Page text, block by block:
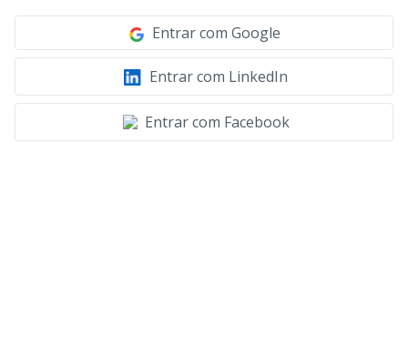
Entrar com Google
Entrar com LinkedIn
Entrar com Facebook